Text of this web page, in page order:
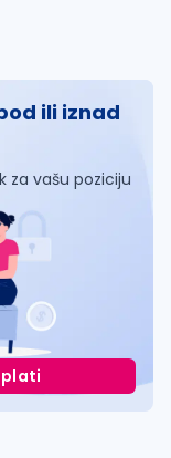
ili iznad
za vašu poziciju